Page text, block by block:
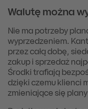
Walutę można
Nie ma potrzeby
wyprzedzeniem.
przez całą dobę,
zakup i sprzedaż
Środki trafiają
dzięki czemu klienci
zmieniające się